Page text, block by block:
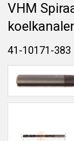
VHM
41-10171-383